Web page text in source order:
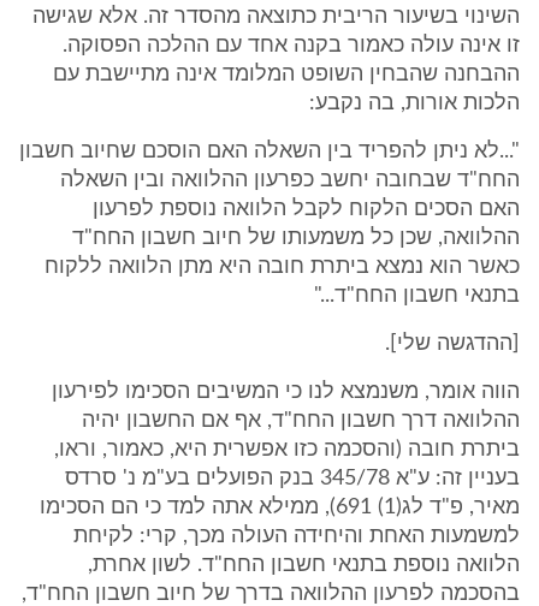
השינוי בשיעור הריבית כתוצאה מהסדר זה. אלא שגישה
זו אינה עולה כאמור בקנה אחד עם ההלכה הפסוקה.
ההבחנה שהבחין השופט המלומד אינה מתיישבת עם
הלכות אורות, בה נקבע:
"...לא ניתן להפריד בין השאלה האם הוסכם שחיוב חשבון
החח"ד שבחובה יחשב כפרעון ההלוואה ובין השאלה
האם הסכים הלקוח לקבל הלוואה נוספת לפרעון
ההלוואה, שכן כל משמעותו של חיוב חשבון החח"ד
כאשר הוא נמצא ביתרת חובה היא מתן הלוואה ללקוח
בתנאי חשבון החח"ד..."
[ההדגשה שלי].
הווה אומר, משנמצא לנו כי המשיבים הסכימו לפירעון
ההלוואה דרך חשבון החח"ד, אף אם החשבון יהיה
ביתרת חובה (והסכמה כזו אפשרית היא, כאמור, וראו,
בעניין זה: ע"א 345/78 בנק הפועלים בע"מ נ' סרדס
מאיר, פ"ד לג(1) 691), ממילא אתה למד כי הם הסכימו
למשמעות האחת והיחידה העולה מכך, קרי: לקיחת
הלוואה נוספת בתנאי חשבון החח"ד. לשון אחרת,
בהסכמה לפרעון ההלוואה בדרך של חיוב חשבון החח"ד,